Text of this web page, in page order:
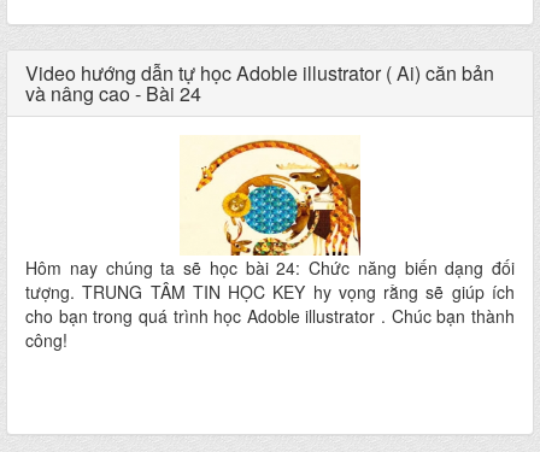
Video hướng dẫn tự học Adoble illustrator ( Ai) căn bản
và nâng cao - Bài 24
Hôm nay chúng ta sẽ học bài 24: Chức năng biến dạng đối
tượng. TRUNG TÂM TIN HỌC KEY hy vọng rằng sẽ giúp ích
cho bạn trong quá trình học Adoble illustrator . Chúc bạn thành
công!